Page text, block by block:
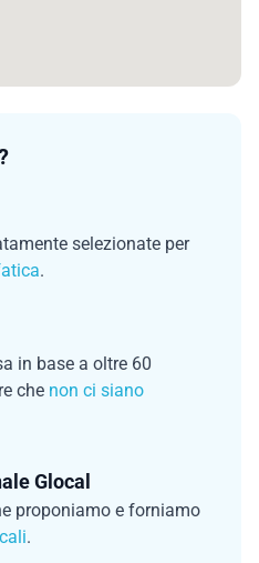
selezionate per
.
in base a oltre 60
che non ci siano
Glocal
proponiamo e forniamo
.